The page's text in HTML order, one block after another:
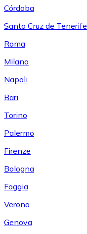
Córdoba
Santa Cruz de Tenerife
Roma
Milano
Napoli
Bari
Torino
Palermo
Firenze
Bologna
Foggia
Verona
Genova